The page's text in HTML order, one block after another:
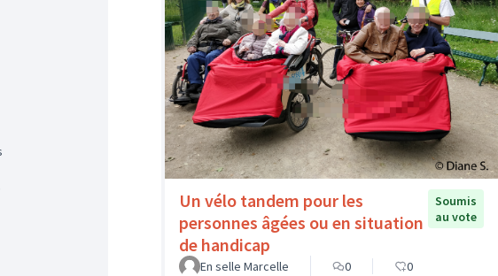
Un vélo tandem pour les
personnes âgées ou en situation
de handicap
Soumis
au vote
En selle Marcelle 0 0